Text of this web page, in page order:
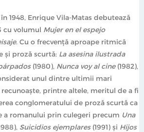
1948, Enrique Vila-Matas debutează
cu volumul Mujer en el espejo
. Cu o frecvenţă aproape ritmică
și proză scurtă: La asesina ilustrada
(1980), Nunca voy al cine(1982),
unul dintre ultimii mari
printre altele, meritul de a fi
conglomeratului de proză scurtă ca
a romanului prin culegeri precum Una
Suicidios ejemplares(1991) și Hijos